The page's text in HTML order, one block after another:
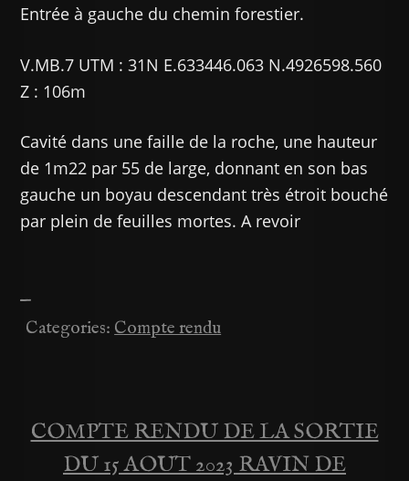
Entrée à gauche du chemin forestier.
V.MB.7 UTM : 31N E.633446.063 N.4926598.560
Z : 106m
Cavité dans une faille de la roche, une hauteur
de 1m22 par 55 de large, donnant en son bas
gauche un boyau descendant très étroit bouché
par plein de feuilles mortes. A revoir
—
Categories:Compte rendu
Navigation
COMPTE RENDU DE LA SORTIE
DU 15 AOUT 2023 RAVIN DE